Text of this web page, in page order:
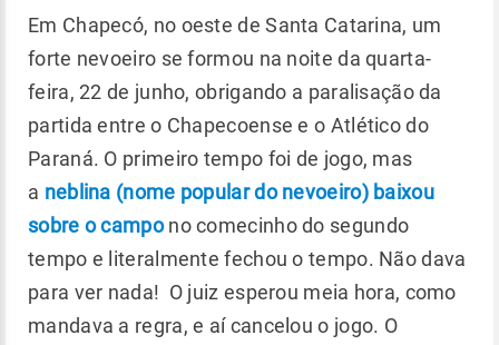
Em Chapecó, no oeste de Santa Catarina, um
forte nevoeiro se formou na noite da quarta-
feira, 22 de junho, obrigando a paralisação da
partida entre o Chapecoense e o Atlético do
Paraná. O primeiro tempo foi de jogo, mas
a neblina (nome popular do nevoeiro) baixou
sobre o campono comecinho do segundo
tempo e literalmente fechou o tempo. Não dava
para ver nada! O juiz esperou meia hora, como
mandava a regra, e aí cancelou o jogo. O